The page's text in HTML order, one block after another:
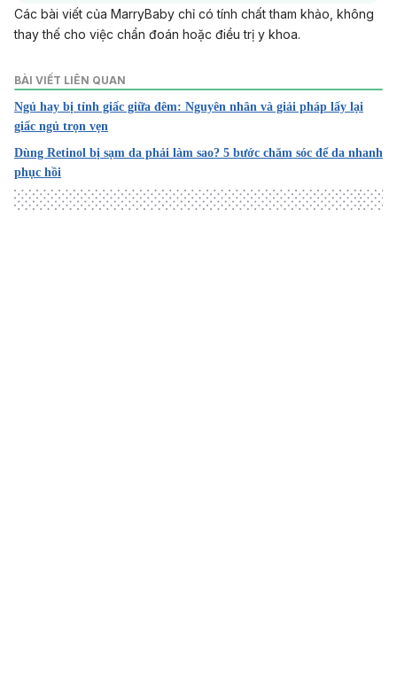
Các bài viết của MarryBaby chỉ có tính chất tham khảo, không
thay thế cho việc chẩn đoán hoặc điều trị y khoa.
BÀI VIẾT LIÊN QUAN
Ngủ hay bị tỉnh giấc giữa đêm: Nguyên nhân và giải pháp lấy lại
giấc ngủ trọn vẹn
Dùng Retinol bị sạm da phải làm sao? 5 bước chăm sóc để da nhanh
phục hồi